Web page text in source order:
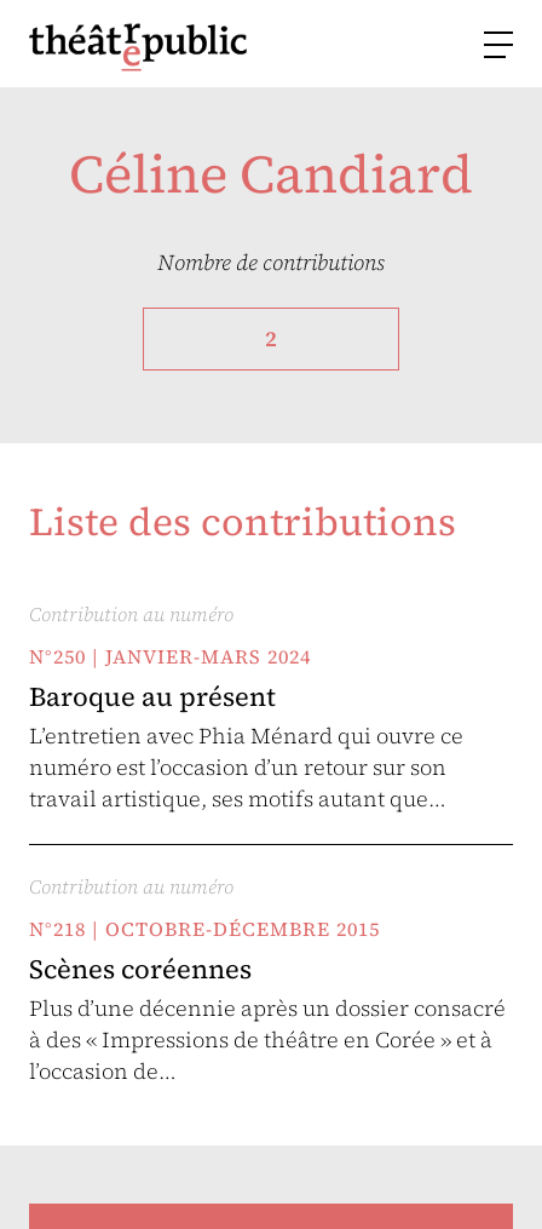
Céline Candiard
Nombre de contributions
2
Liste des contributions
Contribution au numéro
N°250 | JANVIER-MARS 2024
Baroque au présent
L’entretien avec Phia Ménard qui ouvre ce
numéro est l’occasion d’un retour sur son
travail artistique, ses motifs autant que…
Contribution au numéro
N°218 | OCTOBRE-DÉCEMBRE 2015
Scènes coréennes
Plus d’une décennie après un dossier consacré
à des « Impressions de théâtre en Corée » et à
l’occasion de…